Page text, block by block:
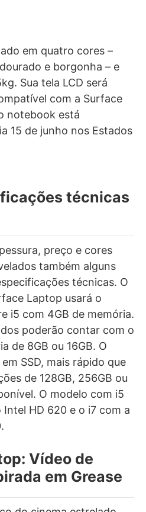
em quatro cores –
e borgonha – e
Sua tela LCD será
com a Surface
notebook está
15 de junho nos Estados
técnicas
preço e cores
também alguns
técnicas. O
Laptop usará o
i5 com 4GB de memória.
poderão contar com o
de 8GB ou 16GB. O
SSD, mais rápido que
de 128GB, 256GB ou
O modelo com i5
HD 620 e o i7 com a
Vídeo de
em Grease